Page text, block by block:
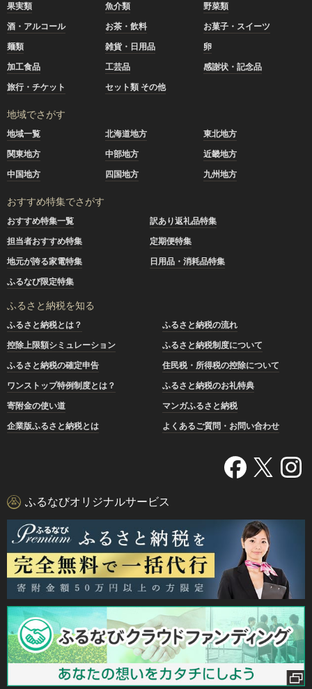
果実類
魚介類
野菜類
酒・アルコール
お茶・飲料
お菓子・スイーツ
麺類
雑貨・日用品
卵
加工食品
工芸品
感謝状・記念品
旅行・チケット
セット類 その他
地域でさがす
地域一覧 北海道地方
東北地方
関東地方
中部地方
近畿地方
中国地方
四国地方 九州地方
おすすめ特集でさがす
おすすめ特集一覧
訳あり返礼品特集
担当者おすすめ特集
定期便特集
地元が誇る家電特集
日用品・消耗品特集
ふるなび限定特集
ふるさと納税を知る
ふるさと納税とは？
ふるさと納税の流れ
控除上限額シミュレーション
ふるさと納税制度について
ふるさと納税の確定申告
住民税・所得税の控除について
ワンストップ特例制度とは？
ふるさと納税のお礼特典
寄附金の使い道
マンガふるさと納税
企業版ふるさと納税とは
よくあるご質問・お問い合わせ
ふるなびオリジナルサービス